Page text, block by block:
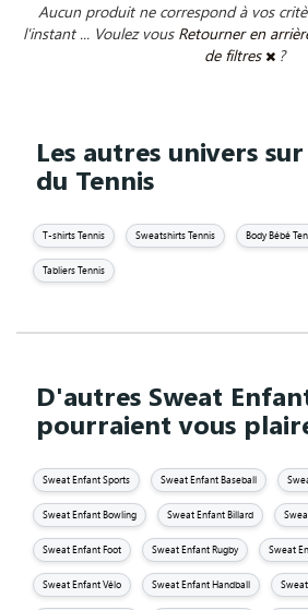
Aucun produit ne correspond à vos
l'instant ... Voulez vous Retourner en
de filtres
?
Les autres univers
du Tennis
T-shirts Tennis Sweatshirts Tennis Body Bébé
Tabliers Tennis
D'autres Sweat
pourraient vous
Sweat Enfant Sports Sweat Enfant Baseball
Sweat Enfant Bowling Sweat Enfant Billard
Sweat Enfant Foot Sweat Enfant Rugby Sweat
Sweat Enfant Vélo Sweat Enfant Handball